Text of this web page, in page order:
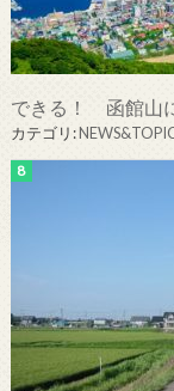
できる！ 函館山
カテゴリ: